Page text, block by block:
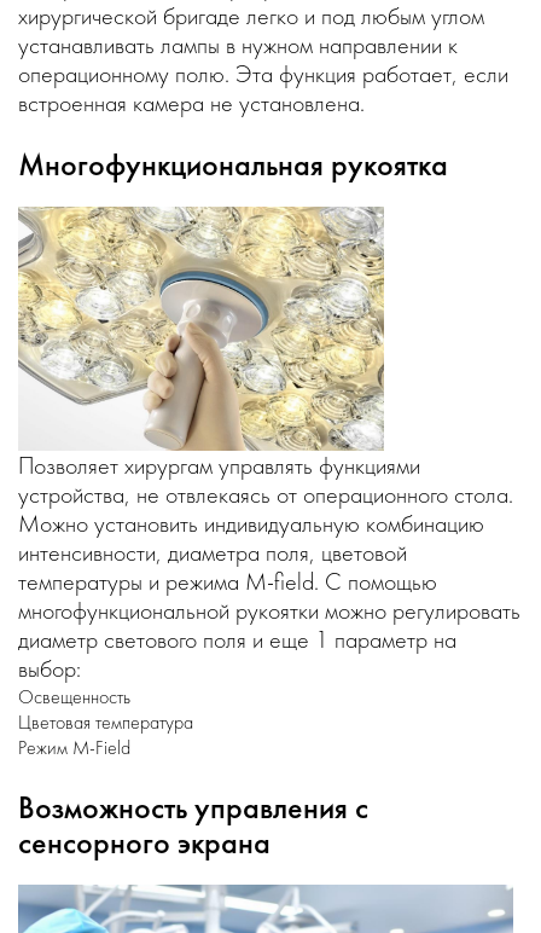
хирургической бригаде легко и под любым углом
устанавливать лампы в нужном направлении к
операционному полю. Эта функция работает, если
встроенная камера не установлена.
Многофункциональная рукоятка
Позволяет хирургам управлять функциями
устройства, не отвлекаясь от операционного стола.
Можно установить индивидуальную комбинацию
интенсивности, диаметра поля, цветовой
температуры и режима M-field. С помощью
многофункциональной рукоятки можно регулировать
диаметр светового поля и еще 1 параметр на
выбор:
Освещенность
Цветовая температура
Режим M-Field
Возможность управления с
сенсорного экрана